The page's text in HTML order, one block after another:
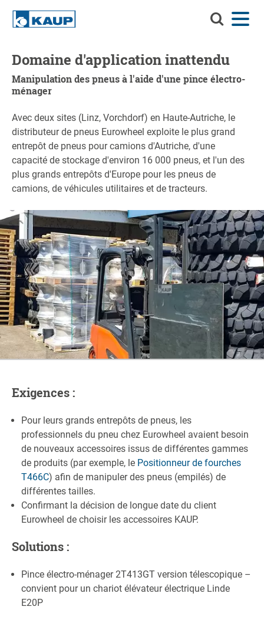
Recherchez
Recherchez KAUP
Menu
Accessoires
Solutions de manutention
Services
Centre d'informations
Entreprise
Recherche de produits
Capacité résiduelle
Domaine d'application inattendu
Manipulation des pneus à l'aide d'une pince électro-
ménager
Avec deux sites (Linz, Vorchdorf) en Haute-Autriche, le
distributeur de pneus Eurowheel exploite le plus grand
entrepôt de pneus pour camions d'Autriche, d'une
capacité de stockage d'environ 16 000 pneus, et l'un des
plus grands entrepôts d'Europe pour les pneus de
camions, de véhicules utilitaires et de tracteurs.
Exigences :
Pour leurs grands entrepôts de pneus, les
professionnels du pneu chez Eurowheel avaient besoin
de nouveaux accessoires issus de différentes gammes
de produits (par exemple, le Positionneur de fourches
T466C) afin de manipuler des pneus (empilés) de
différentes tailles.
Confirmant la décision de longue date du client
Eurowheel de choisir les accessoires KAUP.
Solutions :
Pince électro-ménager 2T413GT version télescopique –
convient pour un chariot élévateur électrique Linde
E20P